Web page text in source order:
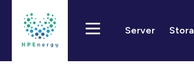
Server